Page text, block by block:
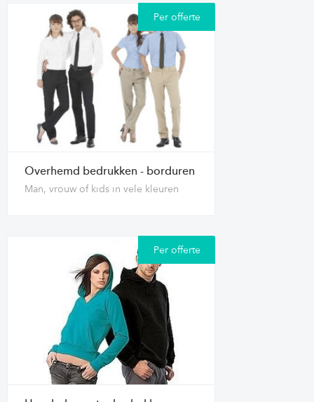
Per offerte
Overhemd bedrukken - borduren
Man, vrouw of kids in vele kleuren
Per offerte